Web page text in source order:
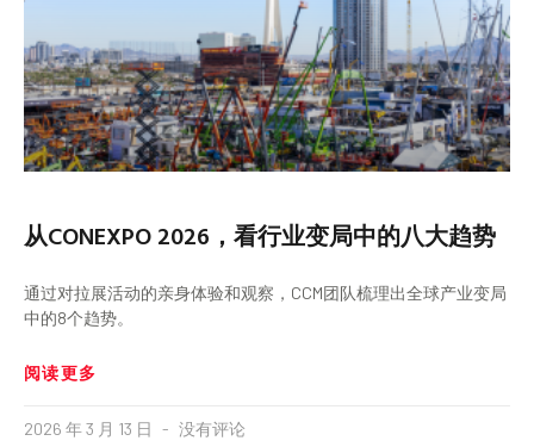
从CONEXPO 2026，看行业变局中的八大趋势
通过对拉展活动的亲身体验和观察，CCM团队梳理出全球产业变局
中的8个趋势。
阅读更多
2026 年 3 月 13 日 没有评论